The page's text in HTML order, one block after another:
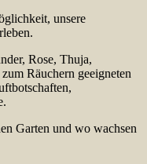
unsere
Rose, Thuja,
Räuchern geeigneten
Garten und wo wachsen